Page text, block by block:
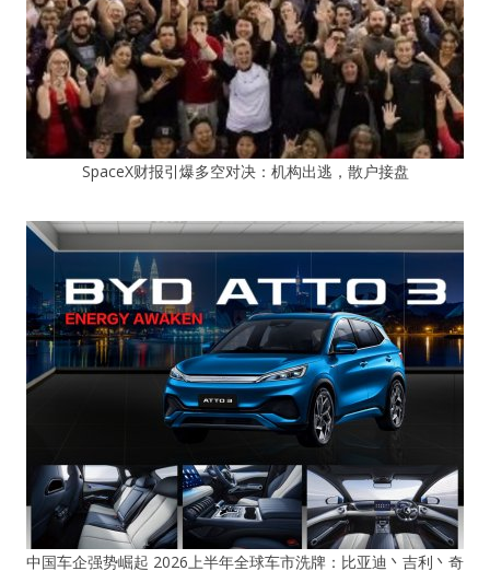
SpaceX财报引爆多空对决：机构出逃，散户接盘
中国车企强势崛起 2026上半年全球车市洗牌：比亚迪丶吉利丶奇